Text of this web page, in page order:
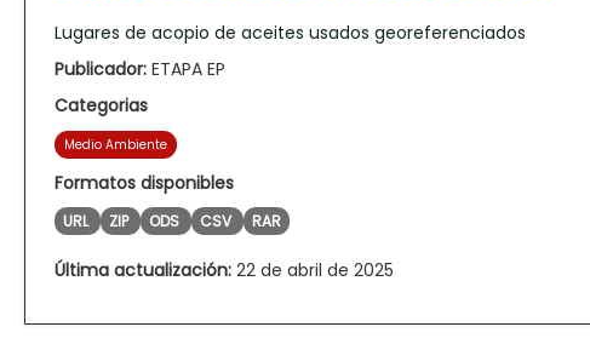
Lugares de acopio de aceites usados georeferenciados
Publicador: ETAPA EP
Categorias
Medio Ambiente
Formatos disponibles
URL ZIP ODS CSV RAR
Última actualización: 22 de abril de 2025